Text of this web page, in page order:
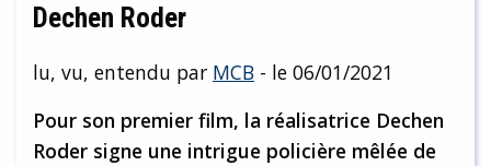
Dechen Roder
lu, vu, entendu par MCB - le 06/01/2021
Pour son premier film, la réalisatrice Dechen
Roder signe une intrigue policière mêlée de